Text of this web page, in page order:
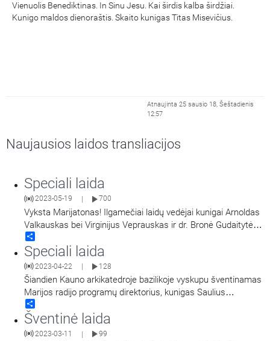
Vienuolis Benediktinas. In Sinu Jesu. Kai širdis kalba širdžiai.
Kunigo maldos dienoraštis. Skaito kunigas Titas Misevičius.
Atnaujinta 25 sausio 18, Šeštadienis
12:57
Naujausios laidos transliacijos
Speciali laida
2023-05-19 700
Vyksta Marijatonas! Ilgamečiai laidų vedėjai kunigai Arnoldas
Valkauskas bei Virginijus Veprauskas ir dr. Bronė Gudaitytė
dalijasi savo patirtimis savanoriaujant Marijos radijuje ir
kviečia klausytojus dalintis tuo, ką Dievas davė: talentais,
laiku, ištekliais ir malda. Laidą veda Marijos radijo savanoris
laidų vedėjas kunigas
…
Speciali laida
2023-04-22 128
Šiandien Kauno arkikatedroje bazilikoje vyskupu šventinamas
Marijos radijo programų direktorius, kunigas Saulius
Bužauskas. Kviečiame pasiklausyti šio Marijos radijo
klausytojų pamilto dvasininko minčių. Laidą veda Remigijus
Endriukaitis.
Šventinė laida
2023-03-11 | 99